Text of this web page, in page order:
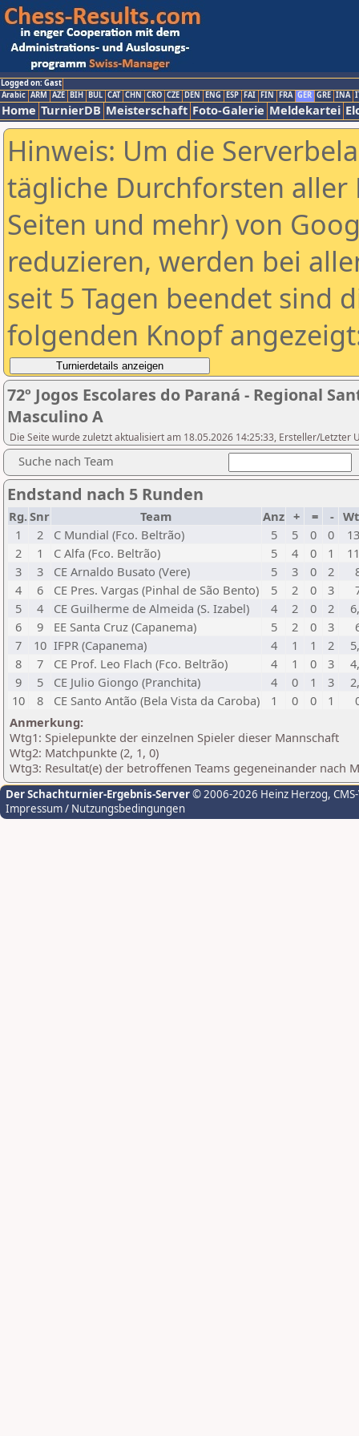
Logged on: Gast
Arabic ARM AZE BIH BUL CAT CHN CRO CZE DEN ENG ESP FAI FIN FRA GER GRE INA
Home TurnierDB Meisterschaft Foto-Galerie Meldekartei
Hinweis: Um die
tägliche Durchforsten aller
Seiten und mehr) von
reduzieren, werden bei
seit 5 Tagen beendet sind
folgenden Knopf
72º Jogos Escolares do Paraná - Regional
Masculino A
Die Seite wurde zuletzt aktualisiert am 18.05.2026 14:25:33, Ersteller/Letzter
Suche nach Team
Endstand nach 5 Runden
Rg.Snr Team Anz + = -
1
2 C Mundial (Fco. Beltrão) 5 5 0 0
2
1 C Alfa (Fco. Beltrão) 5 4 0 1
3
3 CE Arnaldo Busato (Vere) 5 3 0 2
4
6 CE Pres. Vargas (Pinhal de São Bento) 5 2 0 3
5
4 CE Guilherme de Almeida (S. Izabel) 4 2 0 2
6
9 EE Santa Cruz (Capanema) 5 2 0 3
7
10 IFPR (Capanema) 4 1 1 2
8
7 CE Prof. Leo Flach (Fco. Beltrão) 4 1 0 3
9
5 CE Julio Giongo (Pranchita) 4 0 1 3
10
8 CE Santo Antão (Bela Vista da Caroba) 1 0 0 1
Anmerkung:
Wtg1: Spielepunkte der einzelnen Spieler dieser Mannschaft
Wtg2: Matchpunkte (2, 1, 0)
Wtg3: Resultat(e) der betroffenen Teams gegeneinander nach
Der Schachturnier-Ergebnis-Server© 2006-2026 Heinz Herzog,
Impressum / Nutzungsbedingungen